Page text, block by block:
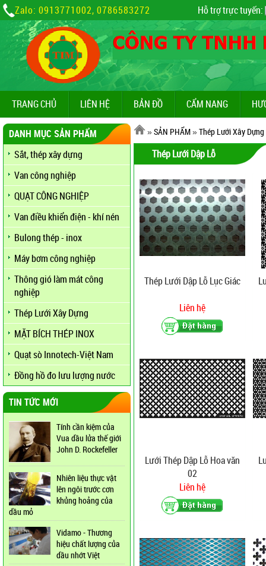
Zalo: 0913771002, 0786583272 Hỗ trợ trực tuyến:
TRANG CHỦ LIÊN HỆ BẢN ĐỒ CẨM NANG
DANH MỤC SẢN PHẨM
Sắt, thép xây dựng
Van công nghiệp
QUẠT CÔNG NGHIỆP
Van điều khiển điện - khí nén
Bulong thép - inox
Máy bơm công nghiệp
Thông gió làm mát công
nghiệp
Thép Lưới Xây Dựng
MẶT BÍCH THÉP INOX
Quạt sò Innotech-Việt Nam
Đồng hồ đo lưu lượng nước
TIN TỨC MỚI
Tính cần kiệm của
Vua dầu lửa thế giới
John D. Rockefeller
Nhiên liệu thực vật
lên ngôi trước cơn
khủng hoảng của
dầu mỏ
Vidamo - Thương
hiệu chất lượng của
dầu nhớt Việt
»SẢN PHẨM»Thép Lưới Xây Dựng
Thép Lưới Dập Lỗ
Thép Lưới Dập Lỗ Lục Giác
Liên hệ
Lưới Thép Dập Lỗ Hoa văn
02
Liên hệ